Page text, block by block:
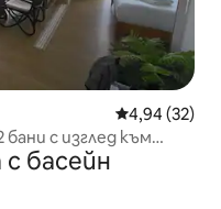
Средна
4,94 (32)
бани с изглед към
басейн